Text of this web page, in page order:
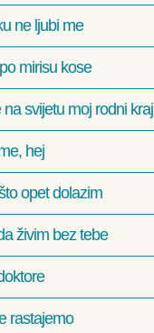
ne ljubi me
mirisu kose
na svijetu moj rodni kraj
hej
opet dolazim
živim bez tebe
rastajemo